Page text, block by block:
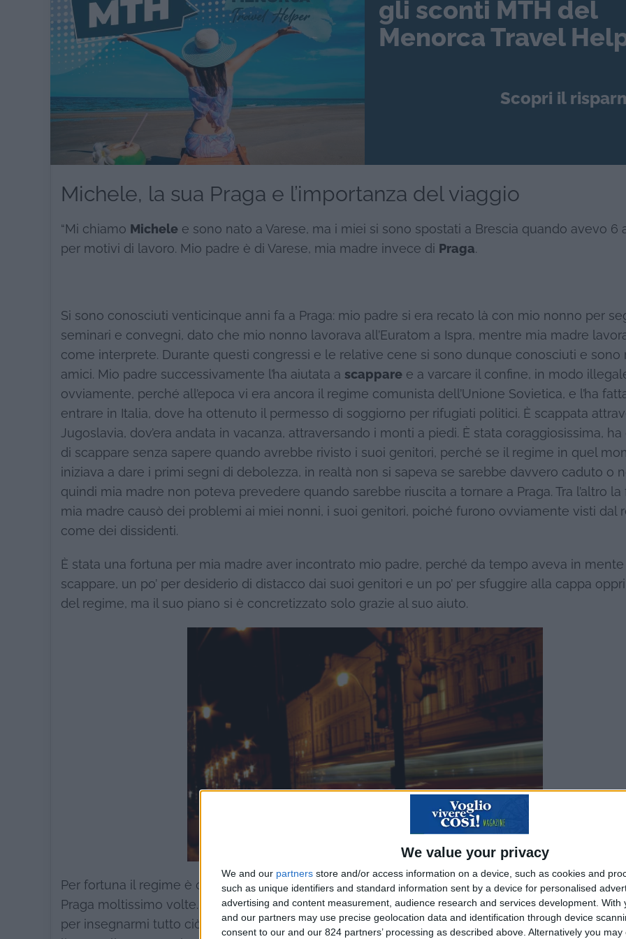
We value your privacy
We and our partners store and/or access information on a device, such as cookies and
such as unique identifiers and standard information sent by a device for personalised
advertising and content measurement, audience research and services development. With
and our partners may use precise geolocation data and identification through device
consent to our and our 824 partners’ processing as described above. Alternatively you
gli sconti MTH del
Menorca Travel
Scopri il
Michele, la sua Praga e l’importanza del viaggio
“Mi chiamo Michele e sono nato a Varese, ma i miei si sono spostati a Brescia quando avevo 6
per motivi di lavoro. Mio padre è di Varese, mia madre invece di Praga.
Si sono conosciuti venticinque anni fa a Praga: mio padre si era recato là con mio nonno per
seminari e convegni, dato che mio nonno lavorava all’Euratom a Ispra, mentre mia madre
come interprete. Durante questi congressi e le relative cene si sono dunque conosciuti e sono
amici. Mio padre successivamente l’ha aiutata a scappare e a varcare il confine, in modo
ovviamente, perché all’epoca vi era ancora il regime comunista dell’Unione Sovietica, e l’ha
entrare in Italia, dove ha ottenuto il permesso di soggiorno per rifugiati politici. È scappata
Jugoslavia, dov’era andata in vacanza, attraversando i monti a piedi. È stata coraggiosissima,
di scappare senza sapere quando avrebbe rivisto i suoi genitori, perché se il regime in quel
iniziava a dare i primi segni di debolezza, in realtà non si sapeva se sarebbe davvero caduto o
quindi mia madre non poteva prevedere quando sarebbe riuscita a tornare a Praga. Tra l’altro la
mia madre causò dei problemi ai miei nonni, i suoi genitori, poiché furono ovviamente visti dal
come dei dissidenti.
È stata una fortuna per mia madre aver incontrato mio padre, perché da tempo aveva in
scappare, un po’ per desiderio di distacco dai suoi genitori e un po’ per sfuggire alla cappa
del regime, ma il suo piano si è concretizzato solo grazie al suo aiuto.
Per fortuna il regime è caduto prima ancora che io nascessi, e così fin da piccolo sono potuto
Praga moltissimo volte. Essendo il primogenito della mia famiglia, mia mamma ha avuto tutto
per insegnarmi tutto ciò che c’era da sapere riguardo la Repubblica Ceca, e in particolar modo